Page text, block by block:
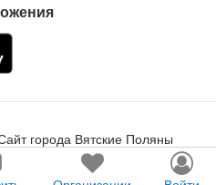
города Вятские Поляны
tabson.ru